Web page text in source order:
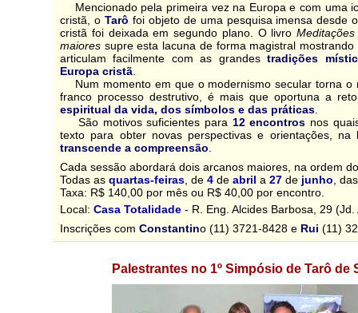
Mencionado pela primeira vez na Europa e com uma
cristã, o Tarô foi objeto de uma pesquisa imensa desde
cristã foi deixada em segundo plano. O livro
maiores supre esta lacuna de forma magistral
articulam facilmente com as grandestradições
Europa cristã
Num momento em que o modernismo secular torna o
franco processo destrutivo, é mais que oportuna a
espiritual da vida, dos símbolos e das práticas
São motivos suficientes para 12 encontros nos
texto para obter novas perspectivas e orientações,
transcende a compreensão
Cada sessão abordará dois arcanos maiores, na ordem
Todas as quartas-feiras , de 4 de abril a 27 de junho ,
Taxa: R$ 140,00 por mês ou R$ 40,00 por encontro.
Local: Casa Totalidade - R. Eng. Alcides Barbosa, 29
Inscrições com Constantino (11) 3721-8428 e Rui (11)
Palestrantes no 1º Simpósio de Tarô de